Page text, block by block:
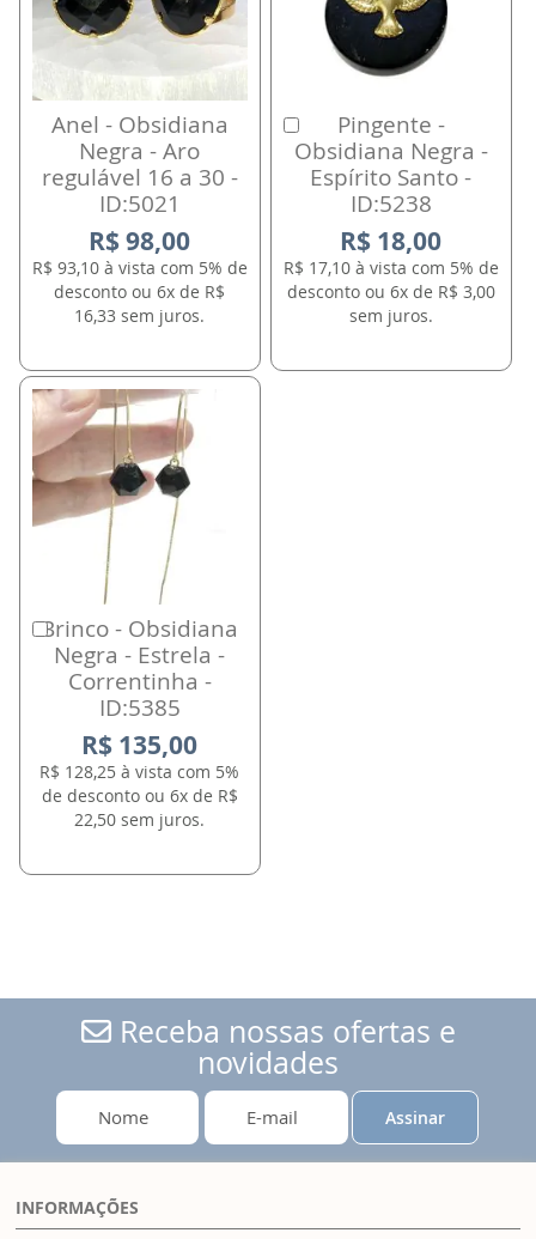
Anel - Obsidiana
Negra - Aro
regulável 16 a 30 -
ID:5021
R$ 98,00
R$ 93,10 à vista com 5% de
desconto ou 6x de R$
16,33 sem juros.
Pingente -
Obsidiana Negra -
Espírito Santo -
ID:5238
R$ 18,00
R$ 17,10 à vista com 5% de
desconto ou 6x de R$ 3,00
sem juros.
Comprar
Brinco - Obsidiana
Negra - Estrela -
Correntinha -
ID:5385
R$ 135,00
R$ 128,25 à vista com 5%
de desconto ou 6x de R$
22,50 sem juros.
Comprar
Receba nossas ofertas e
novidades
Assinar
INFORMAÇÕES